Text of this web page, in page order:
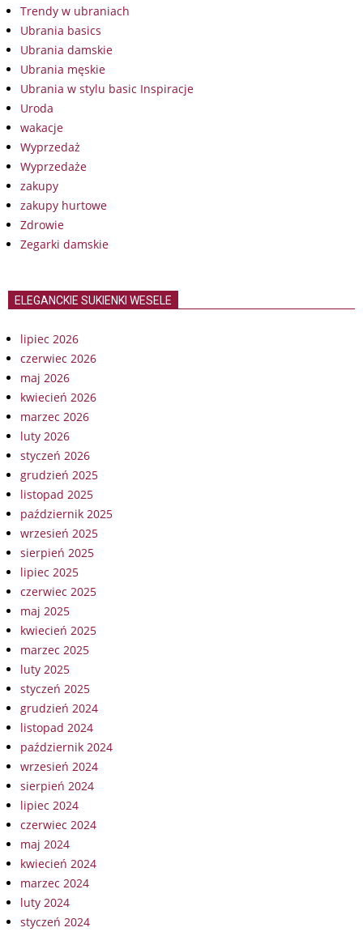
Trendy w ubraniach
Ubrania basics
Ubrania damskie
Ubrania męskie
Ubrania w stylu basic Inspiracje
Uroda
wakacje
Wyprzedaż
Wyprzedaże
zakupy
zakupy hurtowe
Zdrowie
Zegarki damskie
ELEGANCKIE SUKIENKI WESELE
lipiec 2026
czerwiec 2026
maj 2026
kwiecień 2026
marzec 2026
luty 2026
styczeń 2026
grudzień 2025
listopad 2025
październik 2025
wrzesień 2025
sierpień 2025
lipiec 2025
czerwiec 2025
maj 2025
kwiecień 2025
marzec 2025
luty 2025
styczeń 2025
grudzień 2024
listopad 2024
październik 2024
wrzesień 2024
sierpień 2024
lipiec 2024
czerwiec 2024
maj 2024
kwiecień 2024
marzec 2024
luty 2024
styczeń 2024